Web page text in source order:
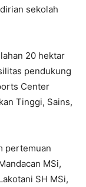
sekolah
20 hektar
pendukung
Center
Tinggi, Sains,
pertemuan
MSi,
SH MSi,